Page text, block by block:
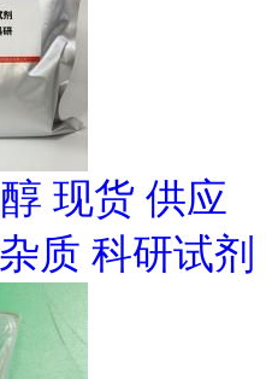
现货 供应
质 科研试剂